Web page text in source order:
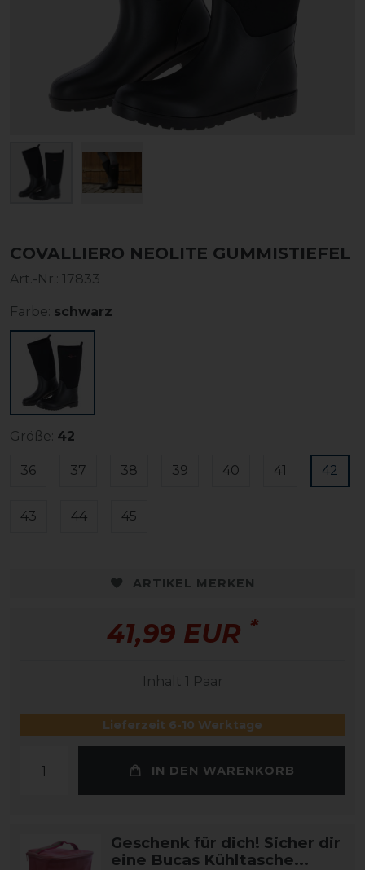
COVALLIERO NEOLITE GUMMISTIEFEL
Art.-Nr.: 17833
Farbe: schwarz
Größe: 42
36 37 38 39 40 41 42
43 44 45
ARTIKEL MERKEN
41,99 EUR *
Inhalt 1 Paar
Lieferzeit 6-10 Werktage
IN DEN WARENKORB
Geschenk für dich! Sicher dir
eine Bucas Kühltasche...